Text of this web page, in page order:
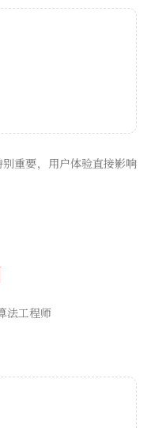
重要，用户体验直接影响
法工程师